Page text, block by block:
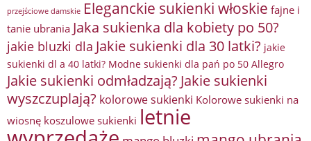
przejściowe damskie Eleganckie sukienki włoskie fajne i
tanie ubrania Jaka sukienka dla kobiety po 50?
jakie bluzki dla Jakie sukienki dla 30 latki? jakie
sukienki dl a 40 latki? Modne sukienki dla pań po 50 Allegro
Jakie sukienki odmładzają? Jakie sukienki
wyszczuplają? kolorowe sukienki Kolorowe sukienki na
wiosnę koszulowe sukienki letnie